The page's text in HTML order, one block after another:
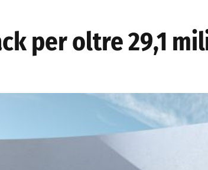
per oltre 29,1